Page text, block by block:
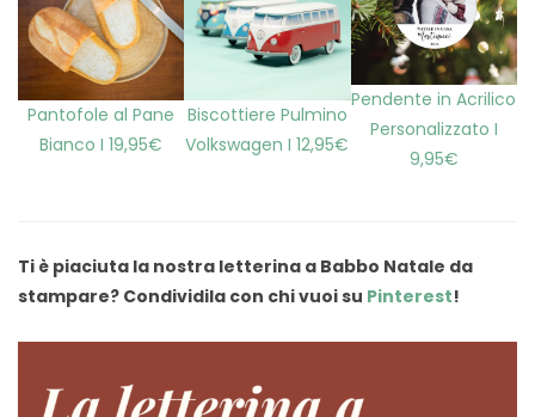
Pantofole al Pane
Bianco I 19,95€
Biscottiere Pulmino
Volkswagen I 12,95€
Pendente in Acrilico
Personalizzato I
9,95€
Ti è piaciuta la nostra letterina a Babbo Natale da
stampare? Condividila con chi vuoi su Pinterest!